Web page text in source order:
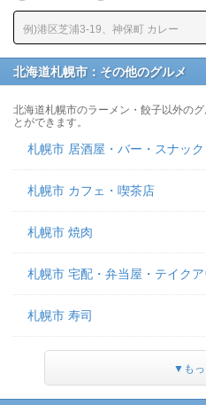
北海道札幌市：その他のグルメ
北海道札幌市のラーメン・餃子以外の
とができます。
札幌市 居酒屋・バー・スナック
札幌市 カフェ・喫茶店
札幌市 焼肉
札幌市 宅配・弁当屋・テイクア
札幌市 寿司
▼もっ